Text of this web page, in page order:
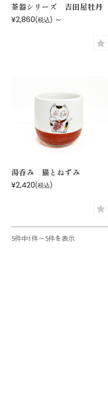
茶器シリーズ 吉田屋牡丹
¥2,860(税込) ～
湯呑み 猫とねずみ
¥2,420(税込)
5件中1件～5件を表示